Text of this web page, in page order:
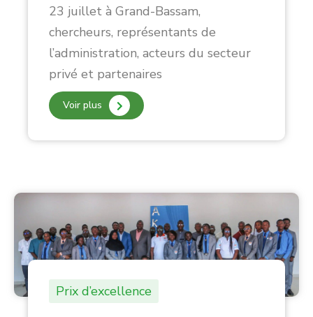
23 juillet à Grand-Bassam,
chercheurs, représentants de
l’administration, acteurs du secteur
privé et partenaires
Voir plus
Prix d’excellence